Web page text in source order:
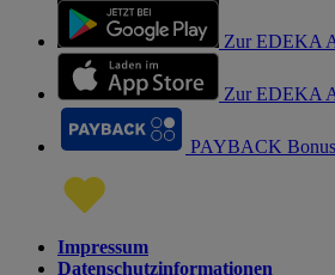
Zur EDEKA
Zur EDEKA
PAYBACK
Impressum
Datenschutzinformationen